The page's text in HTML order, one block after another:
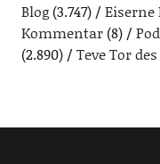
Blog(3.747) Eiserne
Kommentar(8)
(2.890)
Teve Tor